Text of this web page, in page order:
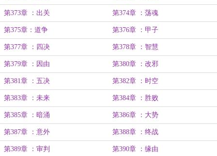
第373章 ：出关 第374章 ：荡魂
第375章：道争 第376章 ：甲子
第377章 ：四决 第378章 ：智慧
第379章 ：因由 第380章 ：改邪
第381章 ：五决 第382章 ：时空
第383章 ：未来 第384章 ：胜败
第385章 ：暗涌 第386章 ：大势
第387章 ：意外 第388章 ：终战
第389章 ：审判 第390章 ：缘由